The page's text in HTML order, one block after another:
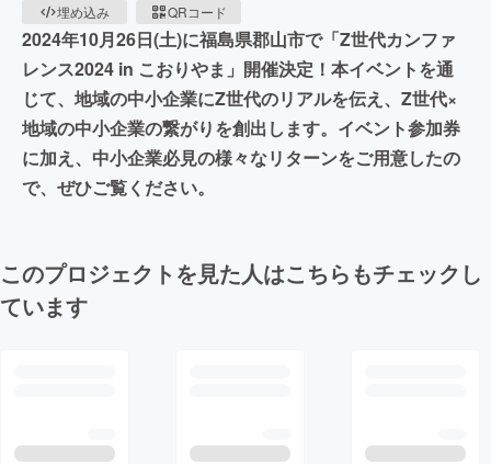
埋め込み
QRコード
2024年10月26日(土)に福島県郡山市で「Z世代カンファ
レンス2024 in こおりやま」開催決定！本イベントを通
じて、地域の中小企業にZ世代のリアルを伝え、Z世代×
地域の中小企業の繋がりを創出します。イベント参加券
に加え、中小企業必見の様々なリターンをご用意したの
で、ぜひご覧ください。
このプロジェクトを見た人はこちらもチェックし
ています